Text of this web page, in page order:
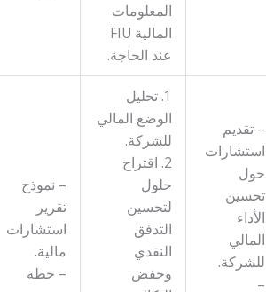
المعلومات
المالية FIU
عند الحاجة.
– تقديم
استشارات
حول
تحسين
الأداء
المالي
للشركة.
1. تحليل
الوضع المالي
للشركة.
2. اقتراح
حلول
لتحسين
التدفق
النقدي
وخفض
– نموذج
تقرير
استشارات
مالية.
– خطة